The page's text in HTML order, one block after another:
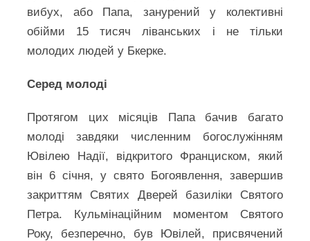
вибух, або Папа, занурений у колективні
обійми 15 тисяч ліванських і не тільки
молодих людей у Бкерке.
Серед молоді
Протягом цих місяців Папа бачив багато
молоді завдяки численним богослужінням
Ювілею Надії, відкритого Франциском, який
він 6 січня, у свято Богоявлення, завершив
закриттям Святих Дверей базиліки Святого
Петра. Кульмінаційним моментом Святого
Року, безперечно, був Ювілей, присвячений